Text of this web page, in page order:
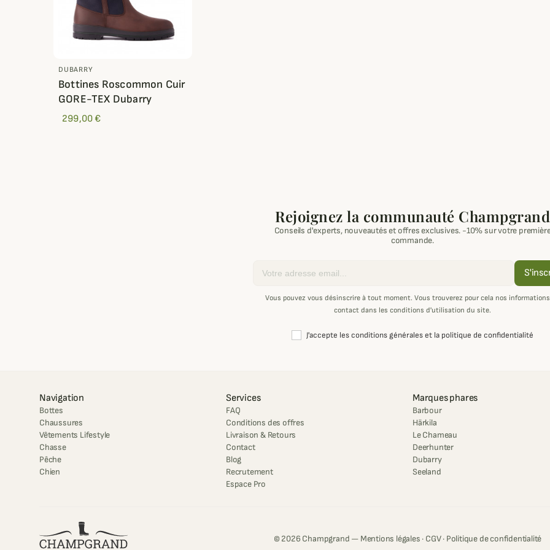
DUBARRY
Bottines Roscommon Cuir
GORE-TEX Dubarry
299,00 €
Rejoignez la communauté Champgrand
Conseils d'experts, nouveautés et offres exclusives. -10% sur votre
commande.
Vous pouvez vous désinscrire à tout moment. Vous trouverez pour cela nos
contact dans les conditions d'utilisation du site.
J'accepte les conditions générales et la politique de confidentialité
Navigation
Bottes
Chaussures
Vêtements Lifestyle
Chasse
Pêche
Chien
Services
FAQ
Conditions des offres
Livraison & Retours
Contact
Blog
Recrutement
Espace Pro
Marques phares
Barbour
Härkila
Le Chameau
Deerhunter
Dubarry
Seeland
© 2026 Champgrand — Mentions légales · CGV· Politique de confidentialité